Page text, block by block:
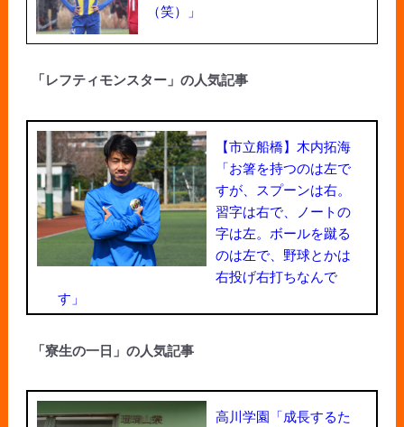
（笑）」
「レフティモンスター」の人気記事
【市立船橋】木内拓海
「お箸を持つのは左で
すが、スプーンは右。
習字は右で、ノートの
字は左。ボールを蹴る
のは左で、野球とかは
右投げ右打ちなんで
す」
「寮生の一日」の人気記事
高川学園「成長するた